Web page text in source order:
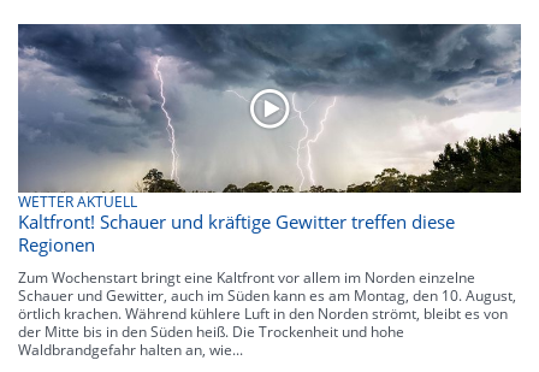
WETTER AKTUELL
Kaltfront! Schauer und kräftige Gewitter treffen diese
Regionen
Zum Wochenstart bringt eine Kaltfront vor allem im Norden einzelne
Schauer und Gewitter, auch im Süden kann es am Montag, den 10. August,
örtlich krachen. Während kühlere Luft in den Norden strömt, bleibt es von
der Mitte bis in den Süden heiß. Die Trockenheit und hohe
Waldbrandgefahr halten an, wie...